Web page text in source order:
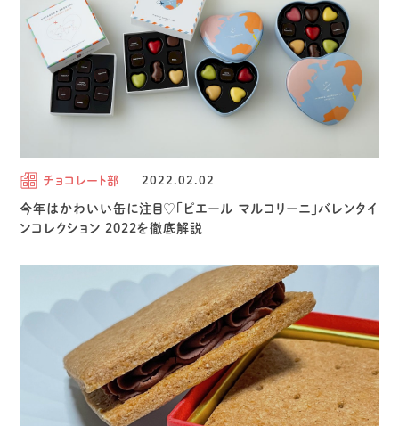
チョコレート部 2022.02.02
今年はかわいい缶に注目♡「ピエール マルコリーニ」バレンタイ
ンコレクション 2022を徹底解説